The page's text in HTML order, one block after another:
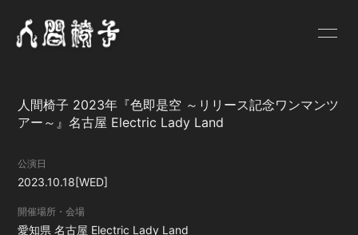
SCHEDULE
PROFILE
GOODS
人間椅子画報
遺言状放送
人間椅子 2023年『色即是空 ～リリース記念ワンマンツ
アー～』名古屋 Electric Lady Land
公演日
2023.10.18[WED]
開催場所・会場
愛知県名古屋 Electric Lady Land